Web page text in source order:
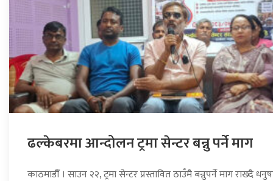
ढल्केबरमा आन्दोलन ट्रमा सेन्टर बन्नु पर्ने माग
काठमाडौँ । साउन २२, ट्रमा सेन्टर प्रस्तावित ठाउँमै बन्नुपर्ने माग राख्दै